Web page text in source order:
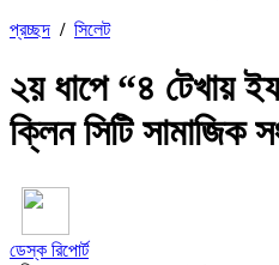
প্রচ্ছদ / সিলেট
২য় ধাপে “৪ টেখায়
ক্লিন সিটি সামাজিক
ডেস্ক রিপোর্ট